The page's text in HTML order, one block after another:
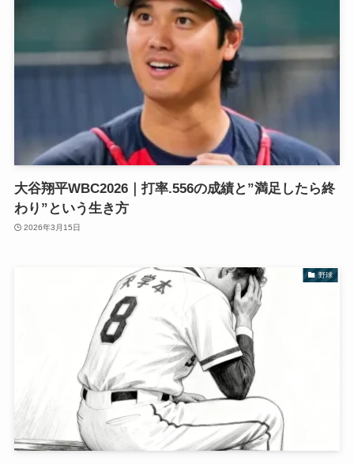
大谷翔平WBC2026｜打率.556の成績と”満足したら終
わり”という生き方
2026年3月15日
野球